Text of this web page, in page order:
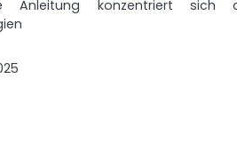
Anleitung konzentriert sich